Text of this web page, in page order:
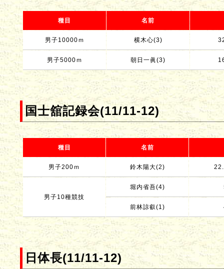
種目 名前
男子10000ｍ 横木心(3)
男子5000ｍ 朝日一眞(3)
国士舘記録会(11/11-12)
種目 名前
男子200ｍ 鈴木陽大(2)
男子10種競技
堀内省吾(4)
前林諒叡(1)
日体長(11/11-12)